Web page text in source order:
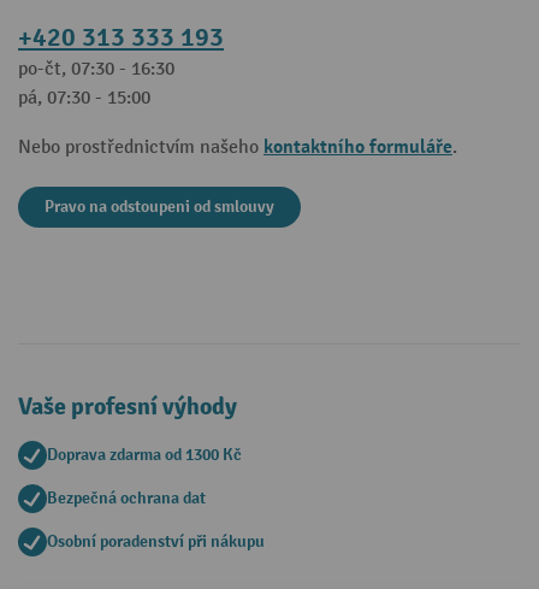
+420 313 333 193
po-čt, 07:30 - 16:30
pá, 07:30 - 15:00
Nebo prostřednictvím našeho kontaktního formuláře.
Pravo na odstoupeni od smlouvy
Vaše profesní výhody
Doprava zdarma od 1300 Kč
Bezpečná ochrana dat
Osobní poradenství při nákupu